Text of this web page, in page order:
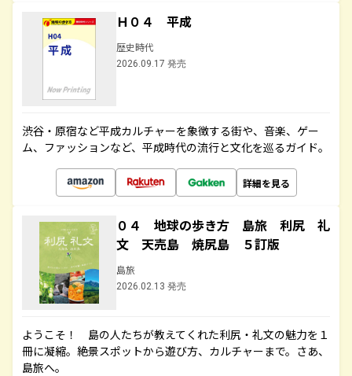
Ｈ０４ 平成
歴史時代
2026.09.17 発売
渋谷・原宿など平成カルチャーを象徴する街や、音楽、ゲー
ム、ファッションなど、平成時代の流行と文化を巡るガイド。
詳細を見る
０４ 地球の歩き方 島旅 利尻 礼
文 天売島 焼尻島 ５訂版
島旅
2026.02.13 発売
ようこそ！ 島の人たちが教えてくれた利尻・礼文の魅力を１
冊に凝縮。絶景スポットから遊び方、カルチャーまで。さあ、
島旅へ。